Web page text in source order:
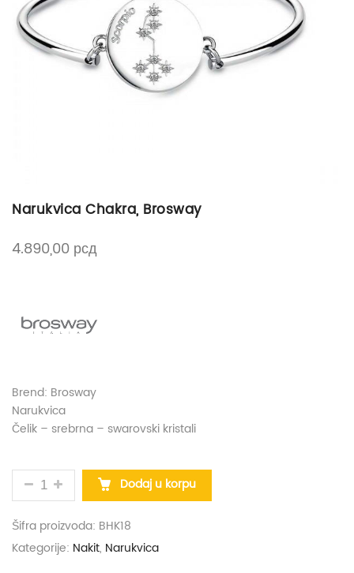
Narukvica Chakra, Brosway
4.890,00 рсд
Brend: Brosway
Narukvica
Čelik – srebrna – swarovski kristali
NARUKVICA CHAKRA, BROSWAY KOLIČINA
Dodaj u korpu
Šifra proizvoda: BHK18
Kategorije: Nakit, Narukvica